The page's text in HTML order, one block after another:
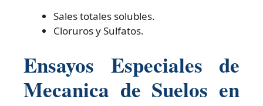
Sales totales solubles.
Cloruros y Sulfatos.
Ensayos Especiales de
Mecanica de Suelos en